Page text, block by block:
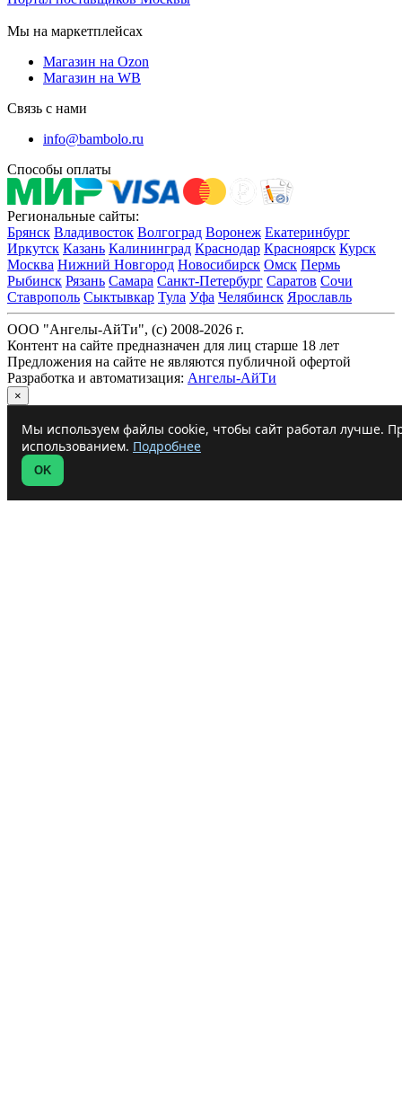
Мы на маркетплейсах
Магазин на Ozon
Магазин на WB
Связь с нами
info@bambolo.ru
Способы оплаты
Региональные сайты:
Брянск Владивосток Волгоград Воронеж Екатеринбург
Иркутск Казань Калининград Краснодар Красноярск Курск
Москва Нижний Новгород Новосибирск Омск Пермь
Рыбинск Рязань Самара Санкт-Петербург Саратов Сочи
Ставрополь Сыктывкар Тула Уфа Челябинск Ярославль
ООО "Ангелы-АйТи", (c) 2008-2026 г.
Контент на сайте предназначен для лиц старше 18 лет
Предложения на сайте не являются публичной офертой
Разработка и автоматизация: Ангелы-АйТи
×
Мы используем файлы cookie, чтобы сайт работал лучше.
использованием. Подробнее
OK